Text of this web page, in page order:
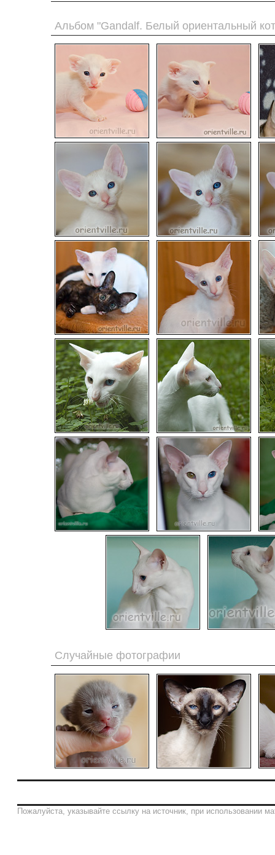
Альбом "Gandalf. Белый ориентальный
Случайные фотографии
Пожалуйста, указывайте ссылку на источник, при использовании